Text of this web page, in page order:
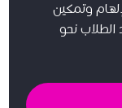
وتمكين
الطلاب نحو